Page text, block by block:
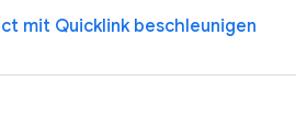
mit Quicklink beschleunigen